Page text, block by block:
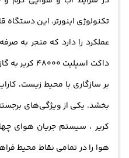
تکنولوژی اینورتر، این
عملکرد را دارد که منجر به
داکت اسپلیت 48000
بر سازگاری با محیط زیست،
کریر ، سیستم جریان هوای